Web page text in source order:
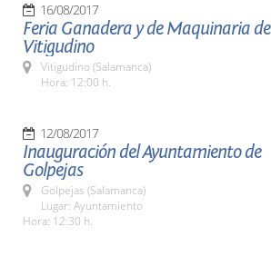
16/08/2017
Feria Ganadera y de Maquinaria de
Vitigudino
Vitigudino (Salamanca)
Hora: 12:00 h.
12/08/2017
Inauguración del Ayuntamiento de
Golpejas
Golpejas (Salamanca)
Lugar: Ayuntamiento
Hora: 12:30 h.